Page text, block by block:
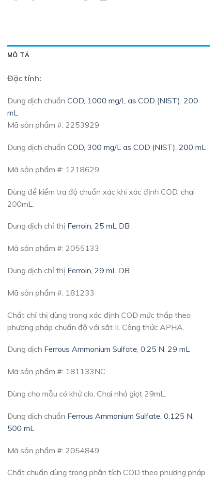
MÔ TẢ
Đặc tính:
Dung dịch chuẩn COD, 1000 mg/L as COD (NIST), 200
mL
Mã sản phẩm #: 2253929
Dung dịch chuẩn COD, 300 mg/L as COD (NIST), 200 mL
Mã sản phẩm #: 1218629
Dùng để kiểm tra độ chuẩn xác khi xác định COD, chai
200mL.
Dung dịch chỉ thị Ferroin, 25 mL DB
Mã sản phẩm #: 2055133
Dung dịch chỉ thị Ferroin, 29 mL DB
Mã sản phẩm #: 181233
Chất chỉ thị dùng trong xác định COD mức thấp theo
phương pháp chuẩn độ với sắt II. Công thức APHA.
Dung dịch Ferrous Ammonium Sulfate, 0.25 N, 29 mL
Mã sản phẩm #: 181133NC
Dùng cho mẫu có khử clo, Chai nhỏ giọt 29mL.
Dung dịch chuẩn Ferrous Ammonium Sulfate, 0.125 N,
500 mL
Mã sản phẩm #: 2054849
Chất chuẩn dùng trong phân tích COD theo phương pháp